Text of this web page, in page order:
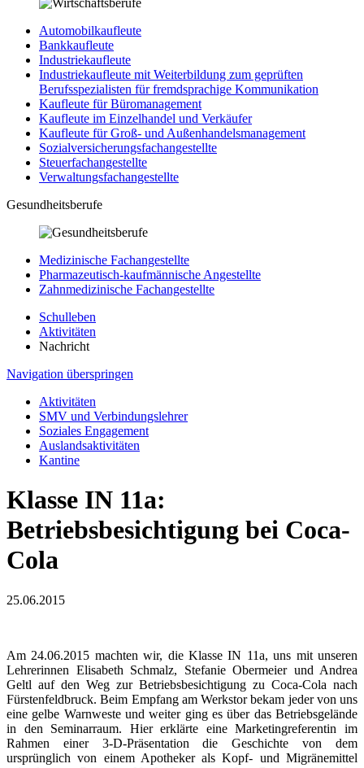
Automobilkaufleute
Bankkaufleute
Industriekaufleute
Industriekaufleute mit Weiterbildung zum geprüften
Berufsspezialisten für fremdsprachige Kommunikation
Kaufleute für Büromanagement
Kaufleute im Einzelhandel und Verkäufer
Kaufleute für Groß- und Außenhandelsmanagement
Sozialversicherungsfachangestellte
Steuerfachangestellte
Verwaltungsfachangestellte
Gesundheitsberufe
Medizinische Fachangestellte
Pharmazeutisch-kaufmännische Angestellte
Zahnmedizinische Fachangestellte
Schulleben
Aktivitäten
Nachricht
Navigation überspringen
Aktivitäten
SMV und Verbindungslehrer
Soziales Engagement
Auslandsaktivitäten
Kantine
Klasse IN 11a:
Betriebsbesichtigung bei Coca-
Cola
25.06.2015
Am 24.06.2015 machten wir, die Klasse IN 11a, uns mit unseren
Lehrerinnen Elisabeth Schmalz, Stefanie Obermeier und Andrea
Geltl auf den Weg zur Betriebsbesichtigung zu Coca-Cola nach
Fürstenfeldbruck. Beim Empfang am Werkstor bekam jeder von uns
eine gelbe Warnweste und weiter ging es über das Betriebsgelände
in den Seminarraum. Hier erklärte eine Marketingreferentin im
Rahmen einer 3-D-Präsentation die Geschichte von dem
ursprünglich von einem Apotheker als Kopf- und Migränemittel